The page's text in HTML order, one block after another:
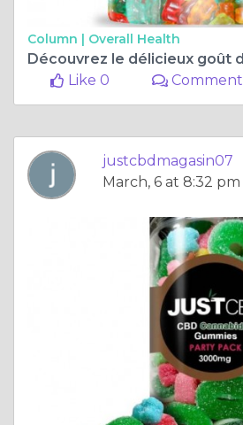
Column | Overall Health
Like 0
Comment
justcbdmagasin07
March, 6 at 8:32 pm